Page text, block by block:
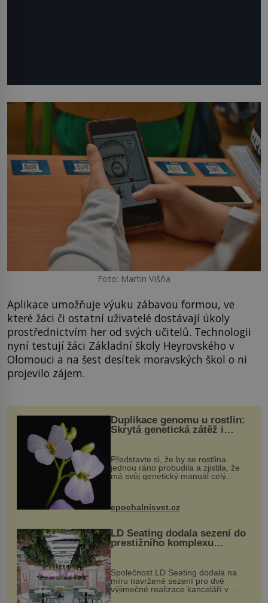
Foto: Martin Višňa
Aplikace umožňuje výuku zábavou formou, ve
které žáci či ostatní uživatelé dostávají úkoly
prostřednictvím her od svých učitelů. Technologii
nyní testují žáci Základní školy Heyrovského v
Olomouci a na šest desítek moravských škol o ni
projevilo zájem.
Duplikace genomu u rostlin:
Skrytá genetická zátěž i
Představte si, že by se rostlina
jednou ráno probudila a zjistila, že
má svůj genetický manuál celý
vstupenka...
epochalnisvet.cz
LD Seating dodala sezení do
prestižního komplexu
MediaCityUK v Salfordu
Společnost LD Seating dodala na
míru navržené sezení pro dvě
výjimečné realizace kanceláří v
areálu MediaCityUK v anglickém